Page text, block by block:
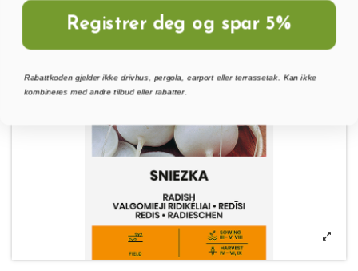
Registrer deg og spar 5%
Rabattkoden gjelder ikke drivhus, pergola, carport eller terrassetak. Kan ikke
kombineres med andre tilbud eller rabatter.